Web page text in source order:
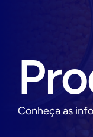
Conheça as